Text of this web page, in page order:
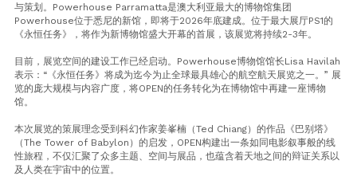
与策划。Powerhouse Parramatta是澳大利亚最大的博物馆集团
Powerhouse位于悉尼的新馆，即将于2026年底建成。位于最大展厅PS1的
《永恒任务》，将作为新博物馆盛大开幕的首展，该展览将持续2-3年。
目前，展览空间的建设工作已经启动。Powerhouse博物馆馆长Lisa Havilah
表示：“《永恒任务》将成为迄今为止全球最具雄心的航空航天展览之一。” 展
览的庞大规模与内容广度，将OPEN的任务转化为在博物馆中再建一座博物
馆。
本次展览的策展理念受到科幻作家姜峯楠（Ted Chiang）的作品《巴别塔》
（The Tower of Babylon）的启发，OPEN构建出一条如同电影叙事般的线
性旅程，不仅汇聚了众多主题、空间与展品，也蕴含着天地之间的辩证关系以
及人类在宇宙中的位置。